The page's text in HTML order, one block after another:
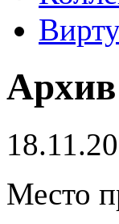
18.11.20
Место